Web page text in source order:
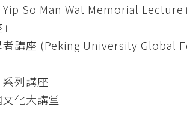
So Man Wat Memorial Lecture」
者講座 (Peking University Global
列講座
化大講堂